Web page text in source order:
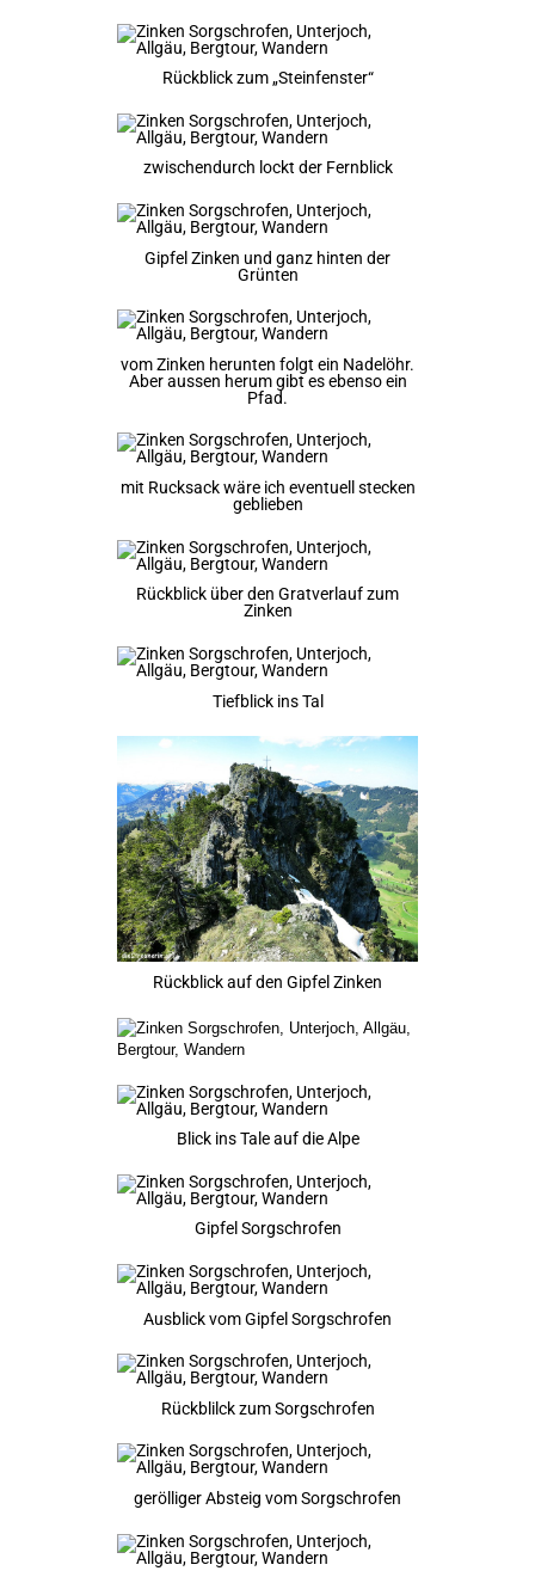
Rückblick zum „Steinfenster“
zwischendurch lockt der Fernblick
Gipfel Zinken und ganz hinten der
Grünten
vom Zinken herunten folgt ein Nadelöhr.
Aber aussen herum gibt es ebenso ein
Pfad.
mit Rucksack wäre ich eventuell stecken
geblieben
Rückblick über den Gratverlauf zum
Zinken
Tiefblick ins Tal
Rückblick auf den Gipfel Zinken
Blick ins Tale auf die Alpe
Gipfel Sorgschrofen
Ausblick vom Gipfel Sorgschrofen
Rückblilck zum Sorgschrofen
gerölliger Absteig vom Sorgschrofen